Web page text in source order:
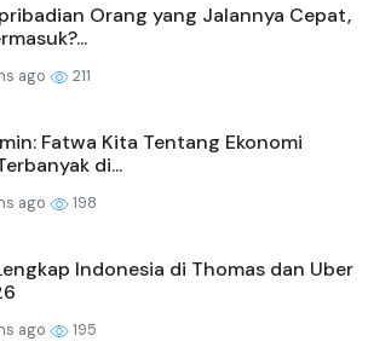
Orang yang Jalannya Cepat,
ago 211
Fatwa Kita Tentang Ekonomi
di...
ago 198
Indonesia di Thomas dan Uber
ago 195